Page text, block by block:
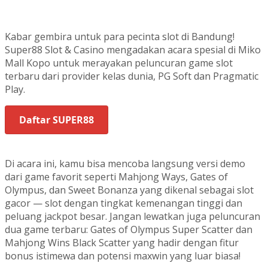
Kabar gembira untuk para pecinta slot di Bandung!
Super88 Slot & Casino mengadakan acara spesial di Miko
Mall Kopo untuk merayakan peluncuran game slot
terbaru dari provider kelas dunia, PG Soft dan Pragmatic
Play.
Daftar SUPER88
Di acara ini, kamu bisa mencoba langsung versi demo
dari game favorit seperti Mahjong Ways, Gates of
Olympus, dan Sweet Bonanza yang dikenal sebagai slot
gacor — slot dengan tingkat kemenangan tinggi dan
peluang jackpot besar. Jangan lewatkan juga peluncuran
dua game terbaru: Gates of Olympus Super Scatter dan
Mahjong Wins Black Scatter yang hadir dengan fitur
bonus istimewa dan potensi maxwin yang luar biasa!